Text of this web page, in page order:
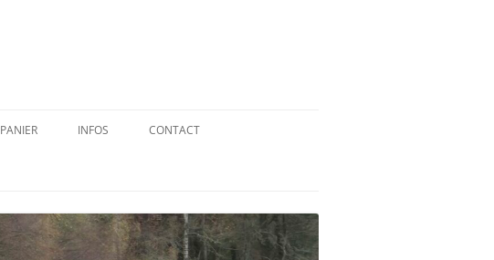
PANIER INFOS
RÉGLEMENT INTÉRIEUR
CONTACT